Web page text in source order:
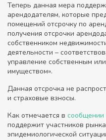
Теперь данная мера
арендодателям, которые
помещений отсрочку по
получения отсрочки
собственником
деятельности –
управление собственным
имуществом».
Данная отсрочка не
и страховые взносы.
Как отмечается в сообщении
поддержит участников
эпидемиологической